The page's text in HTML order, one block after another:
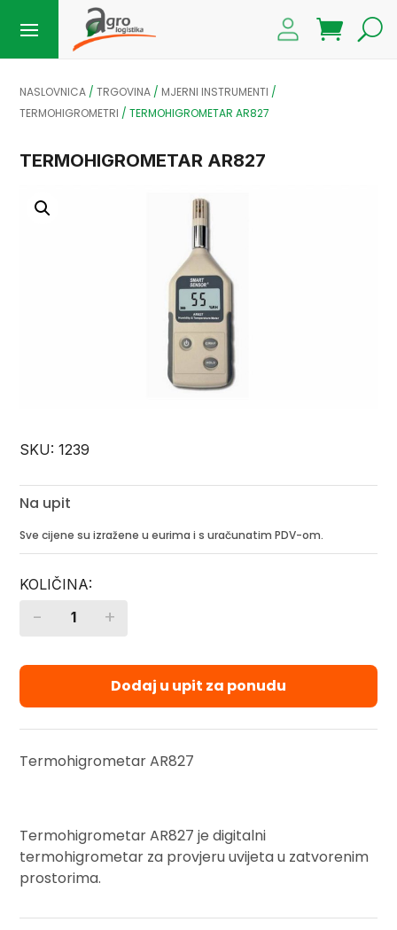
NASLOVNICA /TRGOVINA / MJERNI INSTRUMENTI /
TERMOHIGROMETRI /TERMOHIGROMETAR AR827
TERMOHIGROMETAR AR827
SKU:1239
Na upit
Sve cijene su izražene u eurima i s uračunatim PDV-om.
Quantity
- +
Dodaj u upit za ponudu
Termohigrometar AR827
Termohigrometar AR827je digitalni
termohigrometar za provjeru uvijeta u zatvorenim
prostorima.